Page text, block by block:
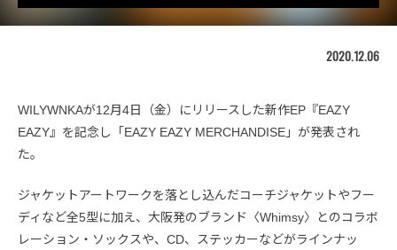
2020.12.06
WILYWNKAが12月4日（金）にリリースした新作EP『EAZY
EAZY』を記念し「EAZY EAZY MERCHANDISE」が発表され
た。
ジャケットアートワークを落とし込んだコーチジャケットやフー
ディなど全5型に加え、大阪発のブランド〈Whimsy〉とのコラボ
レーション・ソックスや、CD、ステッカーなどがラインナッ